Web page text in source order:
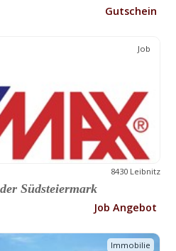
Gutschein
Job
8430 Leibnitz
Südsteiermark
Job Angebot
Immobilie